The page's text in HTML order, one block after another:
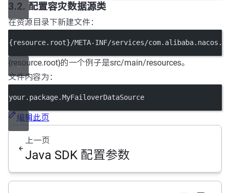
3.2. 配置容灾数据源类
在资源目录下新建文件：
{resource.root}/META-INF/services/
{resource.root}的一个例子是src/main/resources。
文件内容为：
your.package.MyFailoverDataSource
编辑此页
上一页
Java SDK 配置参数